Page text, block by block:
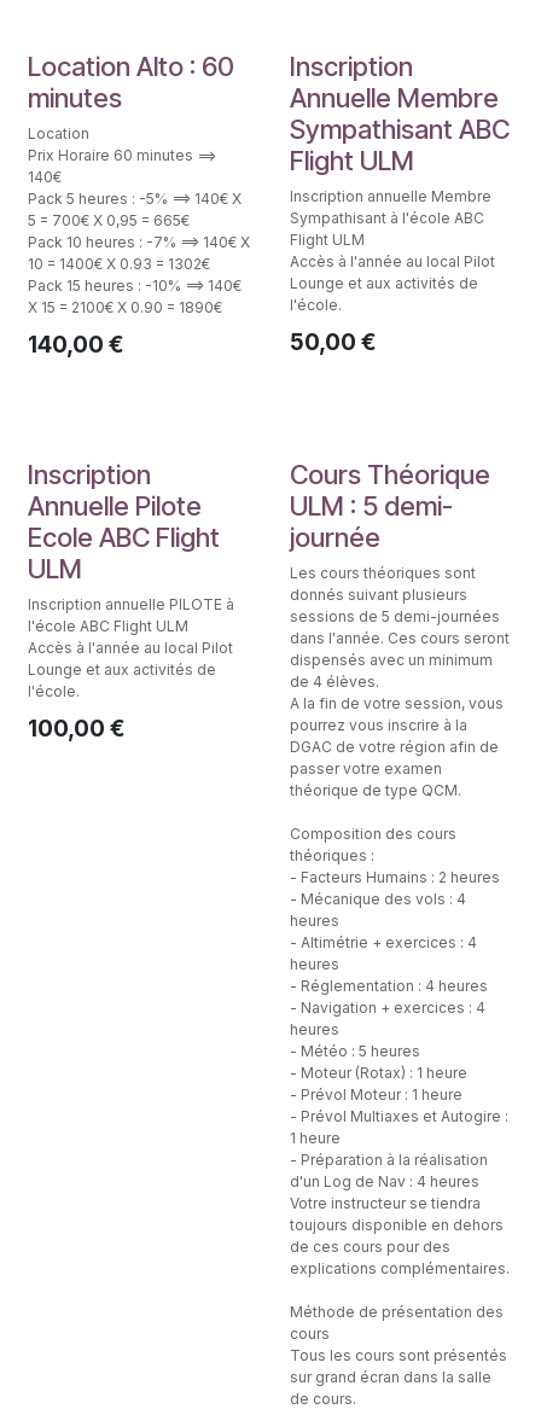
Location
Location Alto : 60
minutes
Location
Prix Horaire 60 minutes ==>
140€
Pack 5 heures : -5% ==> 140€ X
5 = 700€ X 0,95 = 665€
Pack 10 heures : -7% ==> 140€ X
10 = 1400€ X 0.93 = 1302€
Pack 15 heures : -10% ==> 140€
X 15 = 2100€ X 0.90 = 1890€
140,00 €
1 an Membre
Inscription
Annuelle Membre
Sympathisant ABC
Flight ULM
Inscription annuelle Membre
Sympathisant à l'école ABC
Flight ULM
Accès à l'année au local Pilot
Lounge et aux activités de
l'école.
50,00 €
1 an Pilote
Inscription
Annuelle Pilote
Ecole ABC Flight
ULM
Inscription annuelle PILOTE à
l'école ABC Flight ULM
Accès à l'année au local Pilot
Lounge et aux activités de
l'école.
100,00 €
Théorie Pilote ULM
Cours Théorique
ULM : 5 demi-
journée
Les cours théoriques sont
donnés suivant plusieurs
sessions de 5 demi-journées
dans l'année. Ces cours seront
dispensés avec un minimum
de 4 élèves.
A la fin de votre session, vous
pourrez vous inscrire à la
DGAC de votre région afin de
passer votre examen
théorique de type QCM.
Composition des cours
théoriques :
- Facteurs Humains : 2 heures
- Mécanique des vols : 4
heures
- Altimétrie + exercices : 4
heures
- Réglementation : 4 heures
- Navigation + exercices : 4
heures
- Météo : 5 heures
- Moteur (Rotax) : 1 heure
- Prévol Moteur : 1 heure
- Prévol Multiaxes et Autogire :
1 heure
- Préparation à la réalisation
d'un Log de Nav : 4 heures
Votre instructeur se tiendra
toujours disponible en dehors
de ces cours pour des
explications complémentaires.
Méthode de présentation des
cours
Tous les cours sont présentés
sur grand écran dans la salle
de cours.